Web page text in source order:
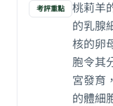
考評重點
桃莉羊
的乳腺
核的卵
胞令其
宮發育
的體細